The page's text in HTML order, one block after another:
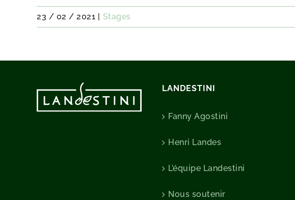
23 / 02 / 2021 | Stages
LANDESTINI
Fanny Agostini
Henri Landes
L’équipe Landestini
Nous soutenir